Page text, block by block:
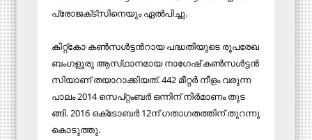
പ്രോ​ജ​ക്​​ട്​​സി​നെ​യും ഏ​ൽ​പി​ച്ചു.
കി​റ്റ്​​കോ ക​ൺ​സ​ൾ​ട്ട​ന്‍റായ പ​ദ്ധ​തി​യു​ടെ രൂ​പ​രേ​ഖ
ബം​ഗ​ളൂ​രു ആ​സ്​​ഥാ​ന​മാ​യ നാ​ഗേ​ഷ്​ ക​ൺ​സ​ൾ​ട്ട​ൻ​
സിയാണ് ത​യാ​റാ​ക്കി​യ​ത്​. 442 മീ​റ്റ​ർ നീ​ളം വ​രു​ന്ന
പാ​ലം 2014 സെ​പ്​​റ്റം​ബ​ർ ഒ​ന്നി​ന്​ നി​ർ​മാ​ണം തു​ട​
ങ്ങി. 2016 ഒ​ക്​​ടോ​ബ​ർ 12ന്​ ​ഗ​താ​ഗ​ത​ത്തി​ന്​ തു​റ​ന്നു
കൊടുത്തു.